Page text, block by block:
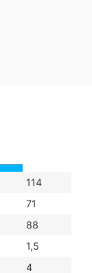
114
71
88
1,5
4